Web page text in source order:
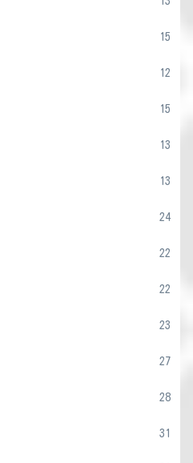
15
12
15
13
13
24
22
22
23
27
28
31